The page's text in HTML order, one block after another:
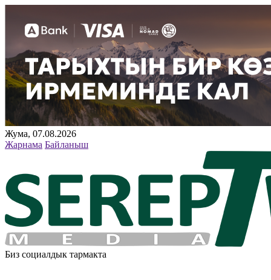
Жума, 07.08.2026
Жарнама Байланыш
Биз социалдык тармакта